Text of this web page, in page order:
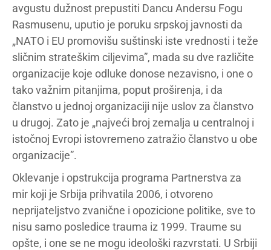
avgustu dužnost prepustiti Dancu Andersu Fogu
Rasmusenu, uputio je poruku srpskoj javnosti da
„NATO i EU promovišu suštinski iste vrednosti i teže
sličnim strateškim ciljevima”, mada su dve različite
organizacije koje odluke donose nezavisno, i one o
tako važnim pitanjima, poput proširenja, i da
članstvo u jednoj organizaciji nije uslov za članstvo
u drugoj. Zato je „najveći broj zemalja u centralnoj i
istočnoj Evropi istovremeno zatražio članstvo u obe
organizacije”.
Oklevanje i opstrukcija programa Partnerstva za
mir koji je Srbija prihvatila 2006, i otvoreno
neprijateljstvo zvanične i opozicione politike, sve to
nisu samo posledice trauma iz 1999. Traume su
opšte, i one se ne mogu ideološki razvrstati. U Srbiji